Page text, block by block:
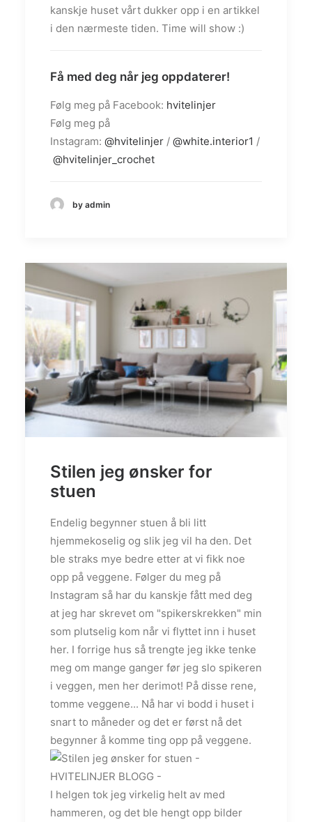
kanskje huset vårt dukker opp i en artikkel
i den nærmeste tiden. Time will show :)
Få med deg når jeg oppdaterer!
Følg meg på Facebook: hvitelinjer
Følg meg på
Instagram: @hvitelinjer / @white.interior1 /
@hvitelinjer_crochet
by admin
Stilen jeg ønsker for
stuen
Endelig begynner stuen å bli litt
hjemmekoselig og slik jeg vil ha den. Det
ble straks mye bedre etter at vi fikk noe
opp på veggene. Følger du meg på
Instagram så har du kanskje fått med deg
at jeg har skrevet om "spikerskrekken" min
som plutselig kom når vi flyttet inn i huset
her. I forrige hus så trengte jeg ikke tenke
meg om mange ganger før jeg slo spikeren
i veggen, men her derimot! På disse rene,
tomme veggene... Nå har vi bodd i huset i
snart to måneder og det er først nå det
begynner å komme ting opp på veggene.
I helgen tok jeg virkelig helt av med
hammeren, og det ble hengt opp bilder